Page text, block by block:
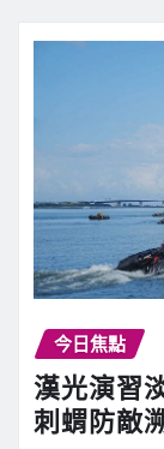
今日焦點
漢光演習
刺蝟防敵